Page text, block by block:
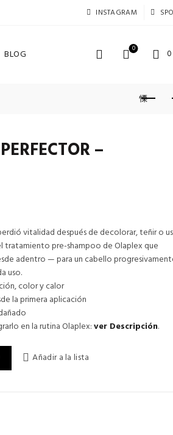
INSTAGRAM
BLOG 0 0
–
vitalidad después de decolorar, teñir o
tratamiento pre-shampoo de Olaplex que
adentro — para un cabello
uso.
color y calor
la primera aplicación
en la rutina Olaplex:ver Descripción.
cantidad
Añadir a la lista